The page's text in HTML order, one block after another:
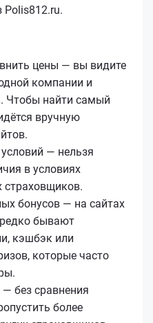
цены — вы видите
компании и
Чтобы найти самый
вручную
— нельзя
в условиях
страховщиков.
бонусов — на сайтах
бывают
кэшбэк или
которые часто
— без сравнения
более